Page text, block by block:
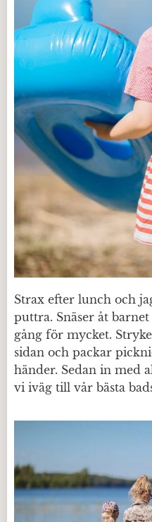
Strax efter lunch och
puttra. Snäser åt
gång för mycket.
sidan och packar
händer. Sedan in med
vi iväg till vår bästa